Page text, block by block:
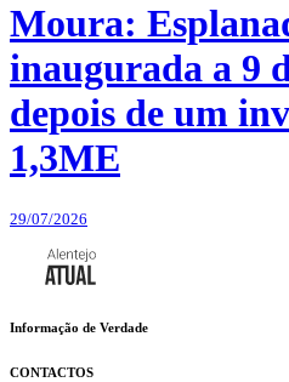
Moura:
inaugurada a 9
depois de um
1,3ME
29/07/2026
Informação de Verdade
CONTACTOS